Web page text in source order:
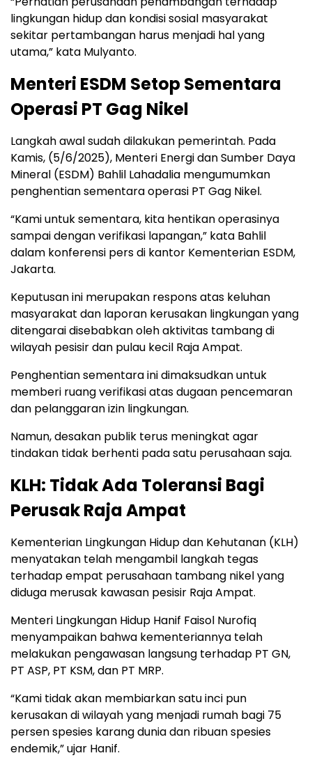
lingkungan hidup dan kondisi sosial masyarakat
sekitar pertambangan harus menjadi hal yang
utama,” kata Mulyanto.
Menteri ESDM Setop Sementara
Operasi PT Gag Nikel
Langkah awal sudah dilakukan pemerintah. Pada
Kamis, (5/6/2025), Menteri Energi dan Sumber Daya
Mineral (ESDM) Bahlil Lahadalia mengumumkan
penghentian sementara operasi PT Gag Nikel.
“Kami untuk sementara, kita hentikan operasinya
sampai dengan verifikasi lapangan,” kata Bahlil
dalam konferensi pers di kantor Kementerian ESDM,
Jakarta.
Keputusan ini merupakan respons atas keluhan
masyarakat dan laporan kerusakan lingkungan yang
ditengarai disebabkan oleh aktivitas tambang di
wilayah pesisir dan pulau kecil Raja Ampat.
Penghentian sementara ini dimaksudkan untuk
memberi ruang verifikasi atas dugaan pencemaran
dan pelanggaran izin lingkungan.
Namun, desakan publik terus meningkat agar
tindakan tidak berhenti pada satu perusahaan saja.
KLH: Tidak Ada Toleransi Bagi
Perusak Raja Ampat
Kementerian Lingkungan Hidup dan Kehutanan (KLH)
menyatakan telah mengambil langkah tegas
terhadap empat perusahaan tambang nikel yang
diduga merusak kawasan pesisir Raja Ampat.
Menteri Lingkungan Hidup Hanif Faisol Nurofiq
menyampaikan bahwa kementeriannya telah
melakukan pengawasan langsung terhadap PT GN,
PT ASP, PT KSM, dan PT MRP.
“Kami tidak akan membiarkan satu inci pun
kerusakan di wilayah yang menjadi rumah bagi 75
persen spesies karang dunia dan ribuan spesies
endemik,” ujar Hanif.